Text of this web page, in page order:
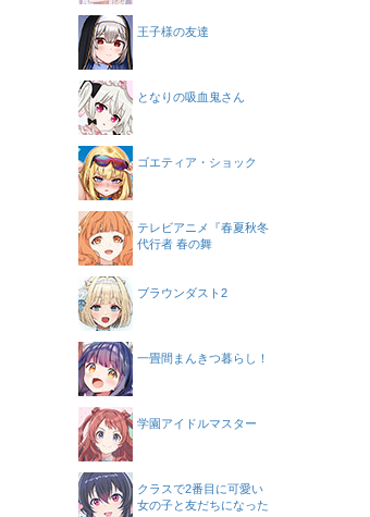
王子様の友達
となりの吸血鬼さん
ゴエティア・ショック
テレビアニメ『春夏秋冬
代行者 春の舞
ブラウンダスト2
一畳間まんきつ暮らし！
学園アイドルマスター
クラスで2番目に可愛い
女の子と友だちになった